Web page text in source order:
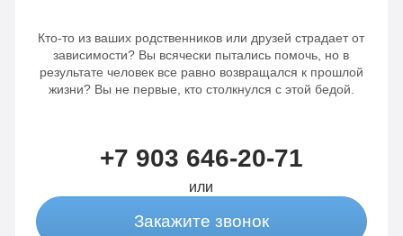
Кто-то из ваших родственников или друзей страдает от
зависимости? Вы всячески пытались помочь, но в
результате человек все равно возвращался к прошлой
жизни? Вы не первые, кто столкнулся с этой бедой.
+7 903 646-20-71
или
Закажите звонок